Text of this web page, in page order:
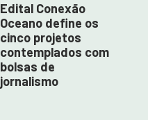
Edital Conexão
Oceano define os
cinco projetos
contemplados com
bolsas de
jornalismo